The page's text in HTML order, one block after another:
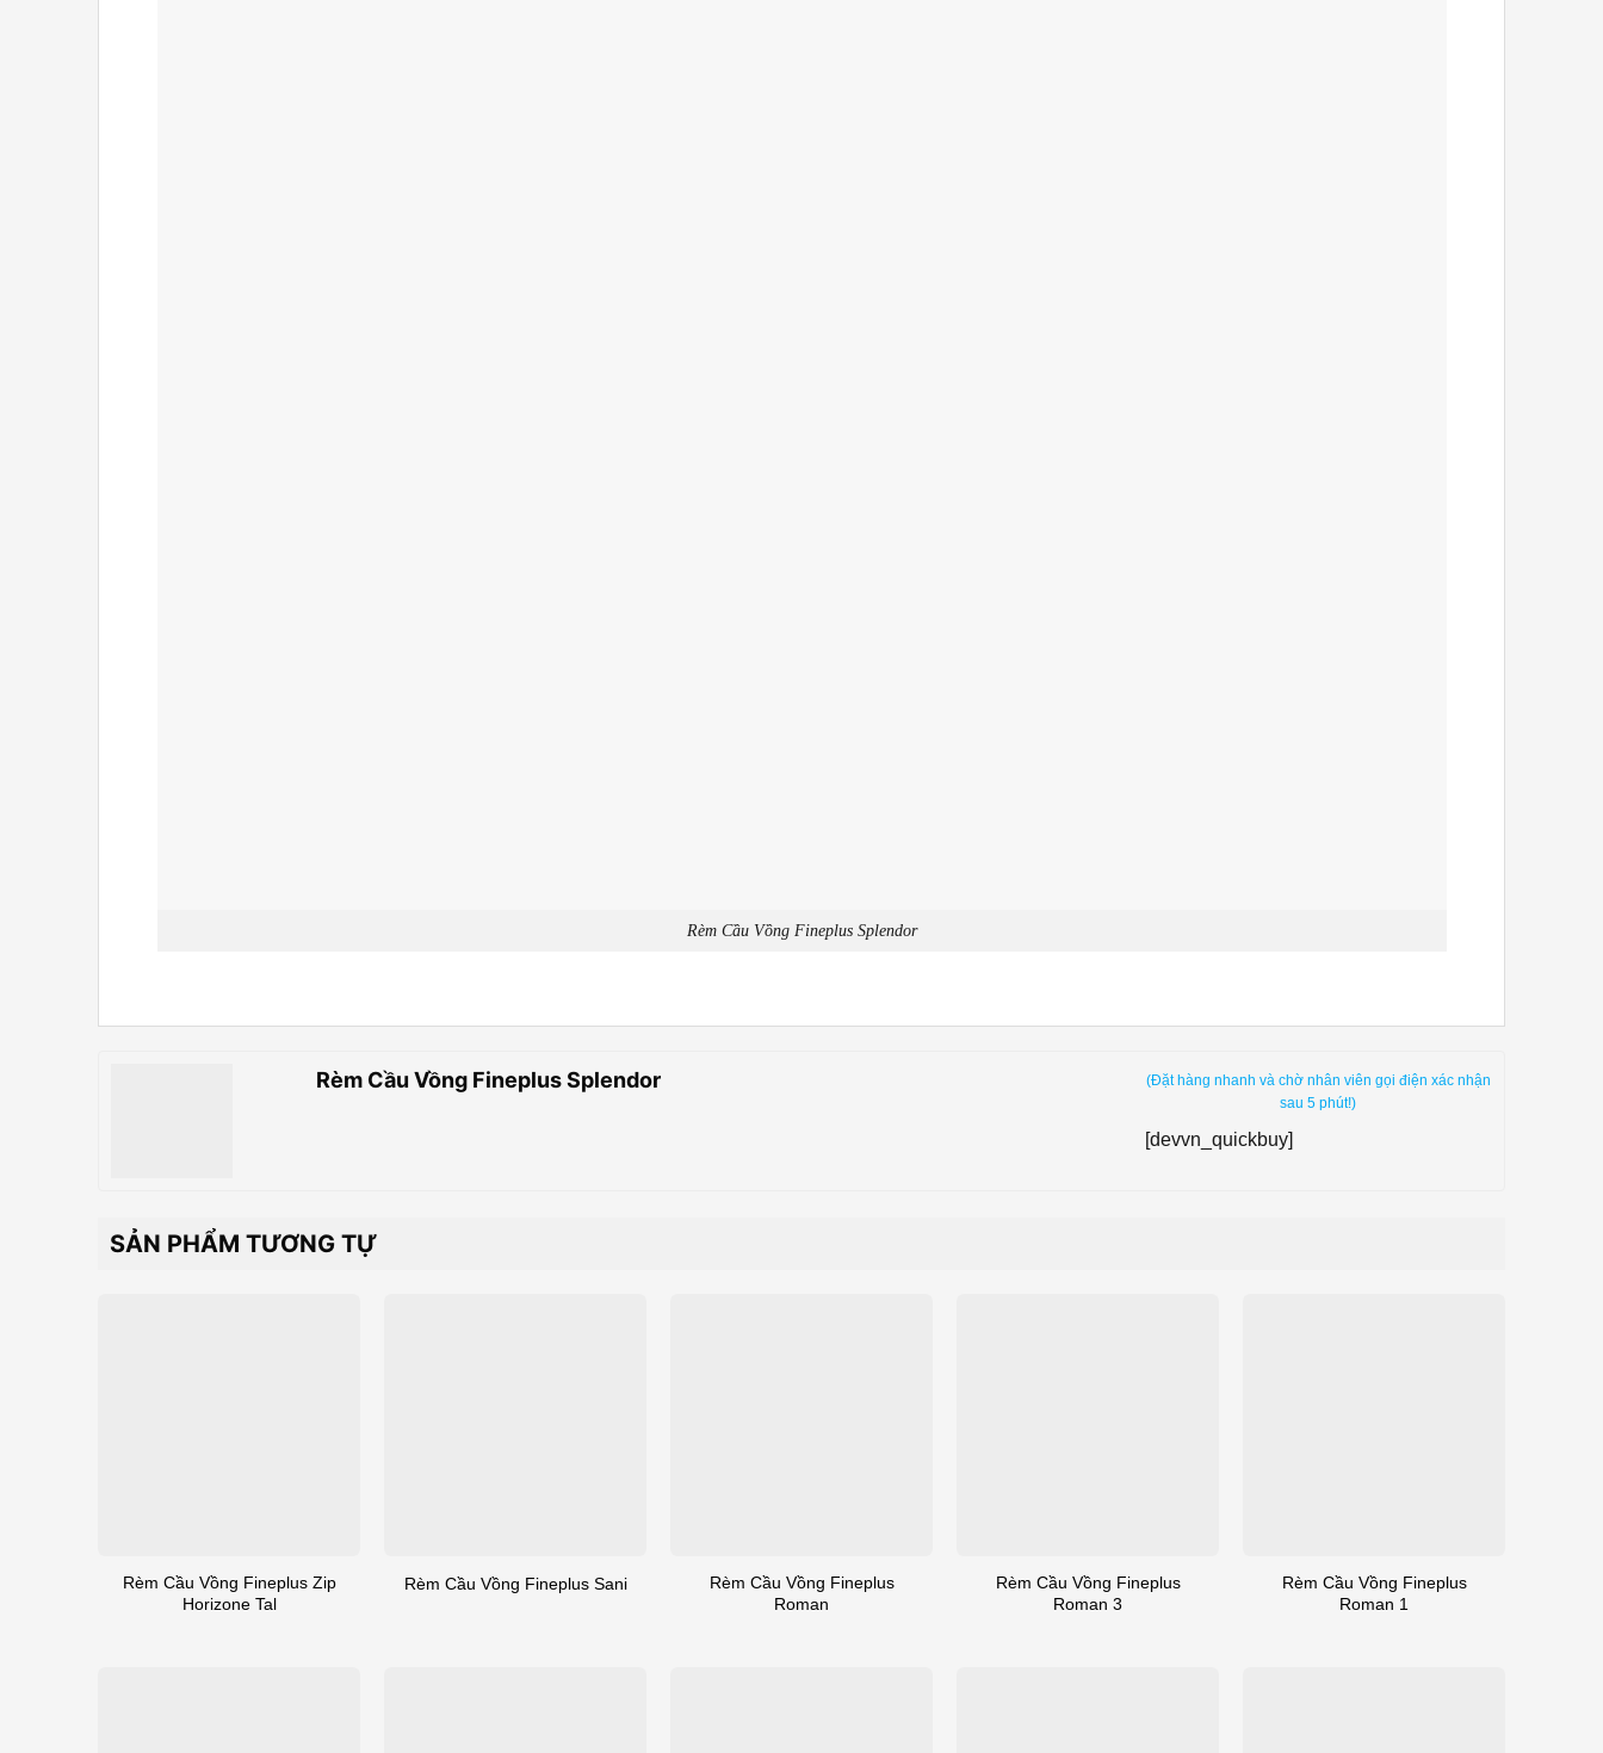
Rèm Cầu Vồng Fineplus Splendor
Rèm Cầu Vồng Fineplus Splendor
(Đặt hàng nhanh và chờ nhân viên gọi điện xác nhận
sau 5 phút!)
[devvn_quickbuy]
SẢN PHẨM TƯƠNG TỰ
Rèm Cầu Vồng Fineplus Zip
Horizone Tal
Rèm Cầu Vồng Fineplus Sani
Rèm Cầu Vồng Fineplus
Roman
Rèm Cầu Vồng Fineplus
Roman 3
Rèm Cầu Vồng Fineplus
Roman 1